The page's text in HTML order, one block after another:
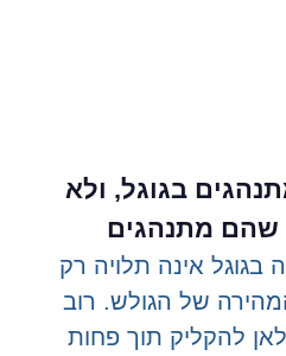
בגוגל, ולא
שהם מתנהגים
אינה תלויה רק
של הגולש. רוב
להקליק תוך פחות